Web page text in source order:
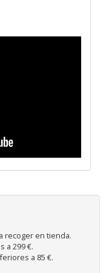
recoger en tienda.
a 299 €.
a 85 €.